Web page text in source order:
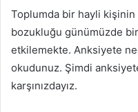
Toplumda bir hayli
bozukluğu günümüzde
etkilemekte. Anksiyete
okudunuz. Şimdi
karşınızdayız.